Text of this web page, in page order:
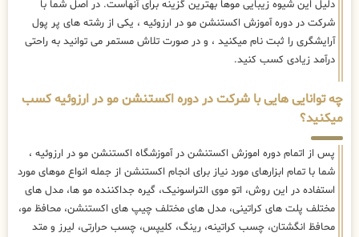
دلیل این شیوه زیبایی موها بهترین گزینه برای آنهاست. در اصل شما با
شرکت در دوره آموزش اکستنشن مو در ارزوئیه ، یکی از رشته های پر پول
آرایشگری را ثبت نام میکنید ، و در صورت تلاش مستمر می توانید به راحتی
درآمد زیادی کسب کنید.
چه توانایی هایی با شرکت در دوره اکستنشن مو در ارزوئیه کسب
میکنید؟
پس از اتمام دوره اموزش اکستنشن در آموزشگاه اکستنشن مو در ارزوئیه ،
شما با تمام ابزارهای مورد نیاز برای انجام اکستنشن از جمله انواع موهای مورد
استفاده در این روش، اتو موی التراسونیک، گیره جداکننده مو ها، مدل های
مختلف پلت های کراتینی، مدل های مختلف چیپ های اکستنشن، محافظ مو،
محافظ انگشتان، چسب کراتینه، رینگ، کلیپس، چسب حرارتی، لیرز و متد